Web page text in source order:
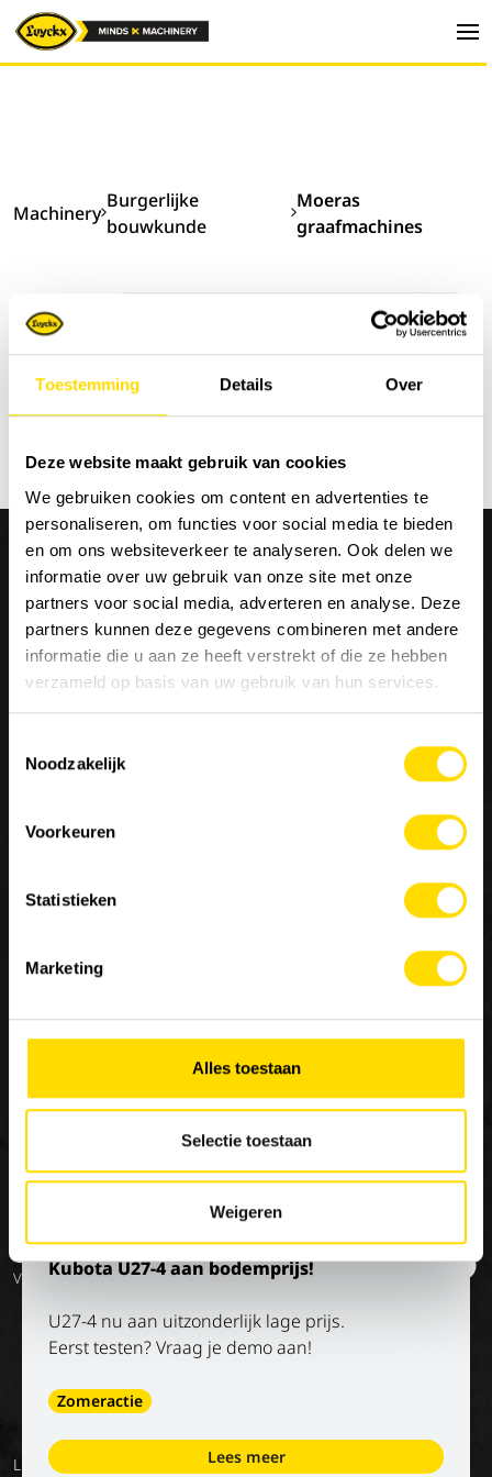
Toestemming Details Over
Deze website maakt gebruik van cookies
We gebruiken cookies om content en advertenties te
personaliseren, om functies voor social media te bieden
en om ons websiteverkeer te analyseren. Ook delen we
informatie over uw gebruik van onze site met onze
partners voor social media, adverteren en analyse. Deze
partners kunnen deze gegevens combineren met andere
informatie die u aan ze heeft verstrekt of die ze hebben
verzameld op basis van uw gebruik van hun services.
Noodzakelijk
Voorkeuren
Statistieken
Marketing
Alles toestaan
Selectie toestaan
Weigeren
Machinery
Burgerlijke
bouwkunde
Moeras
graafmachines
Sorteer op:
×
Kubota U27-4 aan bodemprijs!
U27-4 nu aan uitzonderlijk lage prijs.
Eerst testen? Vraag je demo aan!
Zomeractie
Lees meer
Wij zijnLuyckx, Minds & Machinery.
distributie en service van machines voor de burgerlijke
bouwkunde, goederenbehandeling en landbouw. Luyckx
in de sector van constructies voor speciale toepassingen.
Contacteer ons
MACHINERY
Special Applications
LX Used Equipment
New old stock
Stage/vakantiejob
OVER ONS
Onze missie
Op de hoogte blijven?
Volg onze socials
Luyckx PrivacyDigitale Terug